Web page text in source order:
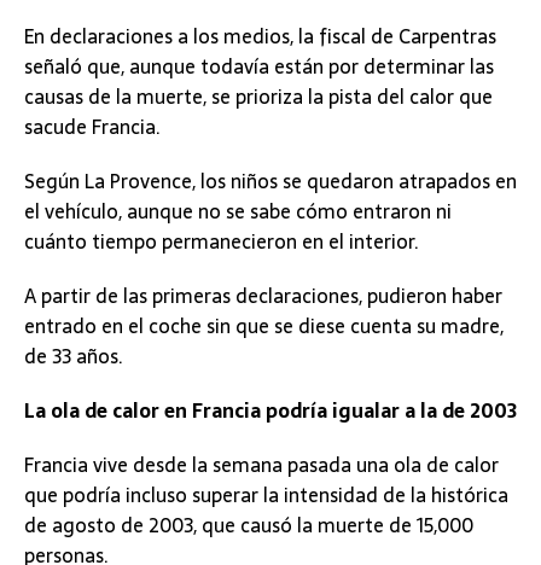
En declaraciones a los medios, la fiscal de Carpentras
señaló que, aunque todavía están por determinar las
causas de la muerte, se prioriza la pista del calor que
sacude Francia.
Según La Provence, los niños se quedaron atrapados en
el vehículo, aunque no se sabe cómo entraron ni
cuánto tiempo permanecieron en el interior.
A partir de las primeras declaraciones, pudieron haber
entrado en el coche sin que se diese cuenta su madre,
de 33 años.
La ola de calor en Francia podría igualar a la de 2003
Francia vive desde la semana pasada una ola de calor
que podría incluso superar la intensidad de la histórica
de agosto de 2003, que causó la muerte de 15,000
personas.